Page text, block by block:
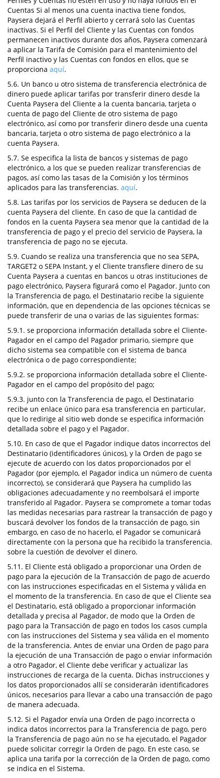
Cuentas Si al menos una cuenta inactiva tiene fondos,
Paysera dejará el Perfil abierto y cerrará solo las Cuentas
inactivas. Si el Perfil del Cliente y las Cuentas con fondos
permanecen inactivos durante dos años, Paysera comenzará
a aplicar la Tarifa de Comisión para el mantenimiento del
Perfil inactivo y las Cuentas con fondos en ellos, que se
proporciona aquí.
5.6. Un banco u otro sistema de transferencia electrónica de
dinero puede aplicar tarifas por transferir dinero desde la
Cuenta Paysera del Cliente a la cuenta bancaria, tarjeta o
cuenta de pago del Cliente de otro sistema de pago
electrónico, así como por transferir dinero desde una cuenta
bancaria, tarjeta o otro sistema de pago electrónico a la
cuenta Paysera.
5.7. Se especifica la lista de bancos y sistemas de pago
electrónico, a los que se pueden realizar transferencias de
pagos, así como las tasas de la Comisión y los términos
aplicados para las transferencias. aquí.
5.8. Las tarifas por los servicios de Paysera se deducen de la
cuenta Paysera del cliente. En caso de que la cantidad de
fondos en la cuenta Paysera sea menor que la cantidad de la
transferencia de pago y el precio del servicio de Paysera, la
transferencia de pago no se ejecuta.
5.9. Cuando se realiza una transferencia que no sea SEPA,
TARGET2 o SEPA Instant, y el Cliente transfiere dinero de su
Cuenta Paysera a cuentas en bancos u otras instituciones de
pago electrónico, Paysera figurará como el Pagador. Junto con
la Transferencia de pago, el Destinatario recibe la siguiente
información, que en dependencia de las opciones técnicas se
puede transferir de una o varias de las siguientes formas:
5.9.1. se proporciona información detallada sobre el Cliente-
Pagador en el campo del Pagador primario, siempre que
dicho sistema sea compatible con el sistema de banca
electrónica o de pago correspondiente;
5.9.2. se proporciona información detallada sobre el Cliente-
Pagador en el campo del propósito del pago;
5.9.3. junto con la Transferencia de pago, el Destinatario
recibe un enlace único para esa transferencia en particular,
que lo redirige al sitio web donde se especifica información
detallada sobre el pago y el Pagador.
5.10. En caso de que el Pagador indique datos incorrectos del
Destinatario (identificadores únicos), y la Orden de pago se
ejecute de acuerdo con los datos proporcionados por el
Pagador (por ejemplo, el Pagador indica un número de cuenta
incorrecto), se considerará que Paysera ha cumplido las
obligaciones adecuadamente y no reembolsará el importe
transferido al Pagador. Paysera se compromete a tomar todas
las medidas necesarias para rastrear la transacción de pago y
buscará devolver los fondos de la transacción de pago, sin
embargo, en caso de no hacerlo, el Pagador se comunicará
directamente con la persona que ha recibido la transferencia.
sobre la cuestión de devolver el dinero.
5.11. El Cliente está obligado a proporcionar una Orden de
pago para la ejecución de la Transacción de pago de acuerdo
con las instrucciones especificadas en el Sistema y válida en
el momento de la transferencia. En caso de que el Cliente sea
el Destinatario, está obligado a proporcionar información
detallada y precisa al Pagador, de modo que la Orden de
pago para la Transacción de pago en todos los casos cumpla
con las instrucciones del Sistema y sea válida en el momento
de la transferencia. Antes de enviar una Orden de pago para
la ejecución de una Transacción de pago o enviar información
a otro Pagador, el Cliente debe verificar y actualizar las
instrucciones de recarga de la cuenta. Dichas instrucciones y
los datos proporcionados allí se considerarán identificadores
únicos, necesarios para llevar a cabo una transacción de pago
de manera adecuada.
5.12. Si el Pagador envía una Orden de pago incorrecta o
indica datos incorrectos para la Transferencia de pago, pero
la Transferencia de pago aún no se ha ejecutado, el Pagador
puede solicitar corregir la Orden de pago. En este caso, se
aplica una tarifa por la corrección de la Orden de pago, como
se indica en el Sistema.